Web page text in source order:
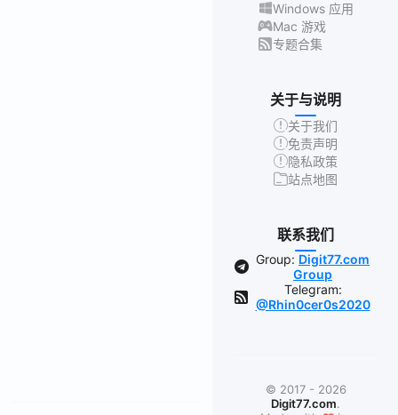
Windows 应用
Mac 游戏
专题合集
关于与说明
关于我们
免责声明
隐私政策
站点地图
联系我们
Group: Digit77.com
Group
Telegram:
@Rhin0cer0s2020
© 2017 - 2026
Digit77.com.